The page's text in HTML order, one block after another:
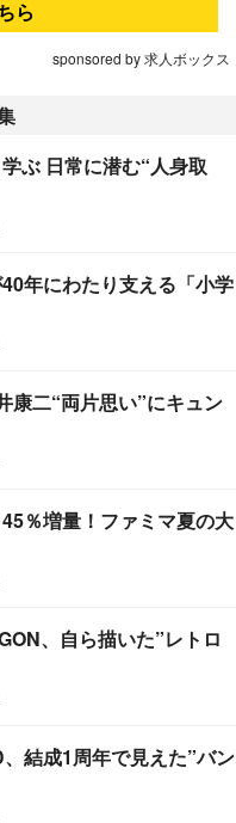
ら
sponsored by 求人ボックス
ぶ 日常に潜む“人身取
年にわたり支える「小学
康二“両片思い”にキュン
％増量！ファミマ夏の大
、自ら描いた”レトロ
結成1周年で見えた”バン